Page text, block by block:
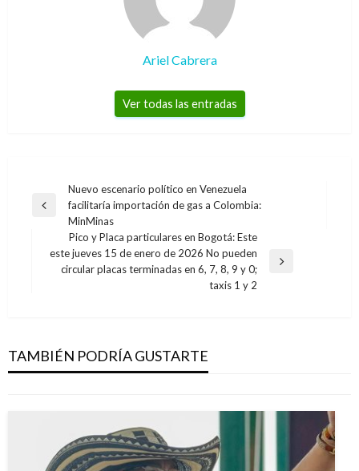
Ariel Cabrera
Ver todas las entradas
Navegación
de
entradas
Entrada
anterior
Nuevo escenario político en Venezuela
facilitaría importación de gas a Colombia:
MinMinas
Entrada
Pico y Placa particulares en Bogotá: Este
este jueves 15 de enero de 2026 No pueden
circular placas terminadas en 6, 7, 8, 9 y 0;
taxis 1 y 2
TAMBIÉN PODRÍA GUSTARTE
trabajo infantil en las regiones
Giovanni Alarcón M. viernes diciembre 2, 2016